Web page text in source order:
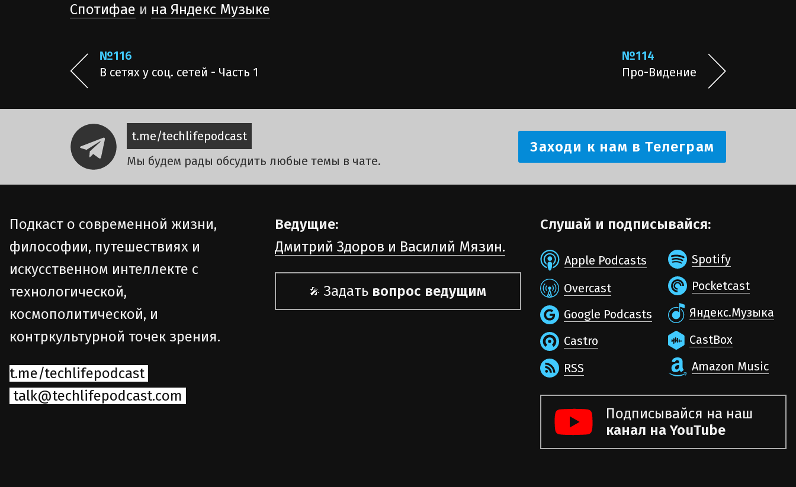
Спотифае и на Яндекс Музыке
№116
В сетях у соц. сетей - Часть 1
№114
Про-Видение
t.me/techlifepodcast
Мы будем рады обсудить любые темы в чате.
Заходи к нам в Телеграм
Подкаст о современной жизни,
философии, путешествиях и
искусственном интеллекте с
технологической,
космополитической, и
контркультурной точек зрения.
t.me/techlifepodcast
talk@techlifepodcast.com
Ведущие:
Дмитрий Здоров и Василий Мязин.
🎤 Задать вопрос ведущим
Слушай и подписывайся:
Apple Podcasts
Overcast
Google Podcasts
Castro
RSS
Spotify
Pocketcast
Яндекс.Музыка
CastBox
Amazon Music
Подписывайся на наш
канал на YouTube